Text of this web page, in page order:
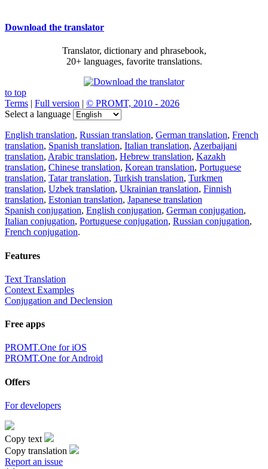
Download the translator
Translator, dictionary and phrasebook,
20+ languages, favorite translations.
to top
Terms | Full version | © PROMT, 2010 - 2026
Select a language
English translation, Russian translation, German translation, French
translation, Spanish translation, Italian translation, Azerbaijani
translation, Arabic translation, Hebrew translation, Kazakh
translation, Chinese translation, Korean translation, Portuguese
translation, Tatar translation, Turkish translation, Turkmen
translation, Uzbek translation, Ukrainian translation, Finnish
translation, Estonian translation, Japanese translation
Spanish conjugation, English conjugation, German conjugation,
Italian conjugation, Portuguese conjugation, Russian conjugation,
French conjugation.
Features
Text Translation
Context Examples
Conjugation and Declension
Free apps
PROMT.One for iOS
PROMT.One for Android
Offers
For developers
Copy text
Copy translation
Report an issue